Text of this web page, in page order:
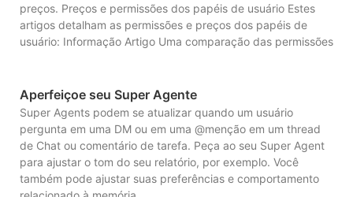
preços. Preços e permissões dos papéis de usuário Estes
artigos detalham as permissões e preços dos papéis de
usuário: Informação Artigo Uma comparação das permissões
Aperfeiçoe seu Super Agente
Super Agents podem se atualizar quando um usuário
pergunta em uma DM ou em uma @menção em um thread
de Chat ou comentário de tarefa. Peça ao seu Super Agent
para ajustar o tom do seu relatório, por exemplo. Você
também pode ajustar suas preferências e comportamento